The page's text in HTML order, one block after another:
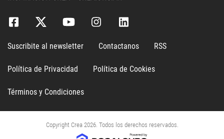
Suscribite al newsletter Contactanos RSS
Política de Privacidad Política de Cookies
Términos y Condiciones
Copyright Crea 2026. Todos los derechos reservados.